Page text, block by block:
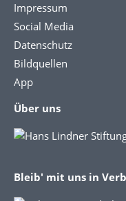
Impressum
Social Media
Datenschutz
Bildquellen
App
Über uns
Bleib' mit uns in